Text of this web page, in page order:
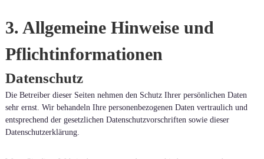
3. Allgemeine Hinweise und
Pflichtinformationen
Datenschutz
Die Betreiber dieser Seiten nehmen den Schutz Ihrer persönlichen Daten
sehr ernst. Wir behandeln Ihre personenbezogenen Daten vertraulich und
entsprechend der gesetzlichen Datenschutzvorschriften sowie dieser
Datenschutzerklärung.